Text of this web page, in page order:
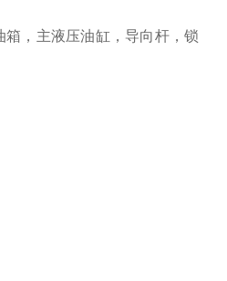
，主液压油缸，导向杆，锁